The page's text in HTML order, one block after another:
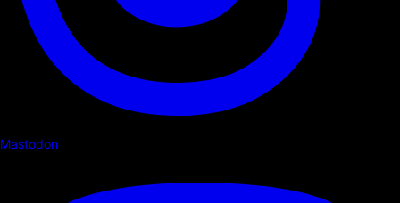
Mastodon